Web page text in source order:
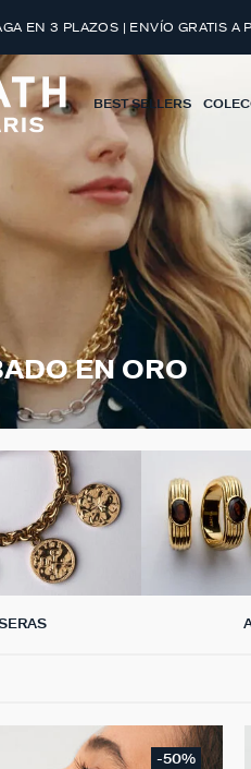
EN 3 PLAZOS | ENVÍO GRATIS A
BEST SELLERS
EN ORO
-50%